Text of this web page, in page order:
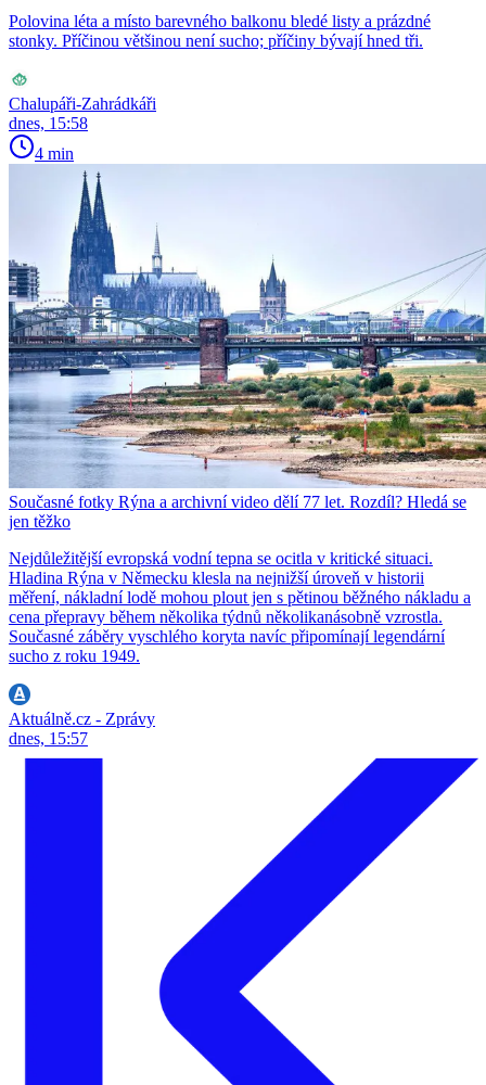
Polovina léta a místo barevného balkonu bledé listy a prázdné
stonky. Příčinou většinou není sucho; příčiny bývají hned tři.
Chalupáři-Zahrádkáři
dnes, 15:58
4 min
Současné fotky Rýna a archivní video dělí 77 let. Rozdíl? Hledá se
jen těžko
Nejdůležitější evropská vodní tepna se ocitla v kritické situaci.
Hladina Rýna v Německu klesla na nejnižší úroveň v historii
měření, nákladní lodě mohou plout jen s pětinou běžného nákladu a
cena přepravy během několika týdnů několikanásobně vzrostla.
Současné záběry vyschlého koryta navíc připomínají legendární
sucho z roku 1949.
Aktuálně.cz - Zprávy
dnes, 15:57